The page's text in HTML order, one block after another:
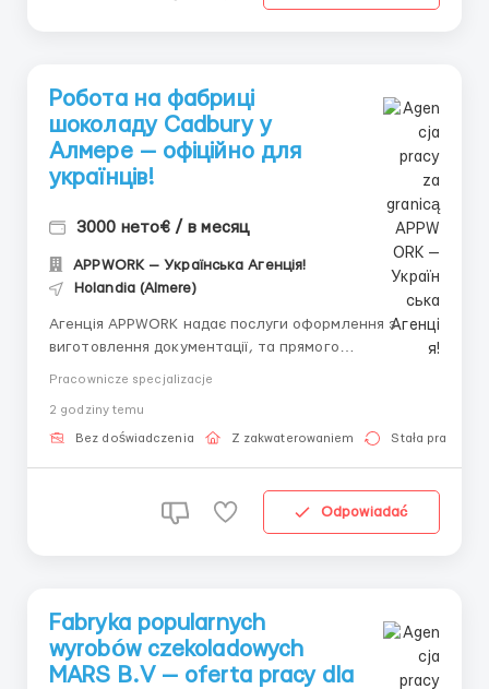
Робота на фабриці
шоколаду Cadbury у
Алмере — офіційно для
українців!
3000 нето€ / в месяц
APPWORK — Українська Агенція!
Holandia (Almere)
Агенція APPWORK надає послуги оформлення з
виготовлення документації, та прямого
онлайн: Спеціаліст: Денис Бойко Телефон для
консультацій \ для підбору вакансій: +48 889 248
Pracownicze specjalizacje
2 godziny temu
Bez doświadczenia Z zakwaterowaniem Stała praca
Odpowiadać
Fabryka popularnych
wyrobów czekoladowych
MARS B.V — oferta pracy dla